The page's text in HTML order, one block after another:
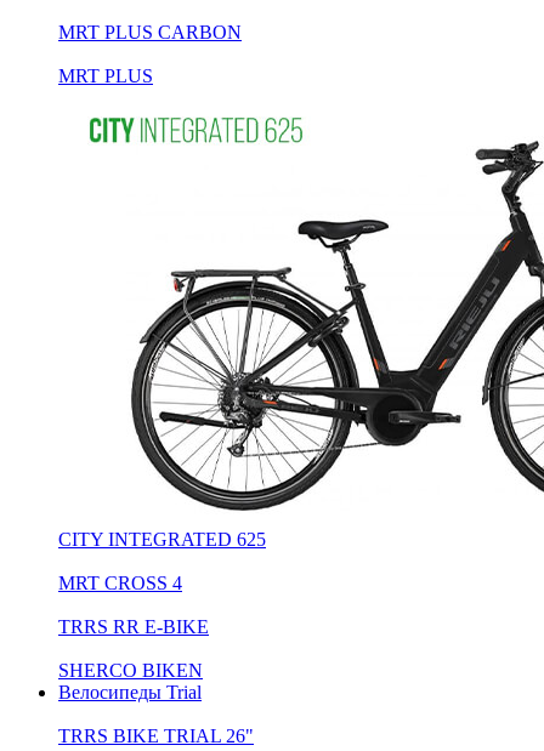
MRT PLUS CARBON
MRT PLUS
CITY INTEGRATED 625
MRT CROSS 4
TRRS RR E-BIKE
SHERCO BIKEN
Велосипеды Trial
TRRS BIKE TRIAL 26"